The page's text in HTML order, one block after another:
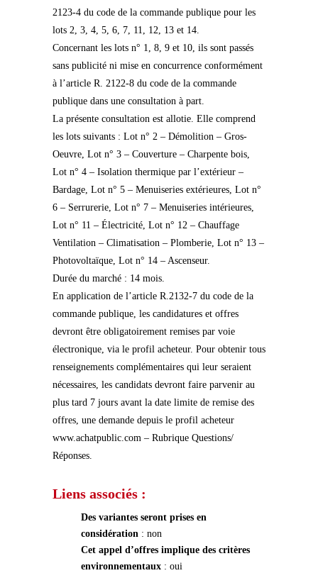
2123-4 du code de la commande publique pour les
lots 2, 3, 4, 5, 6, 7, 11, 12, 13 et 14.
Concernant les lots n° 1, 8, 9 et 10, ils sont passés
sans publicité ni mise en concurrence conformément
à l’article R. 2122-8 du code de la commande
publique dans une consultation à part.
La présente consultation est allotie. Elle comprend
les lots suivants : Lot n° 2 – Démolition – Gros-
Oeuvre, Lot n° 3 – Couverture – Charpente bois,
Lot n° 4 – Isolation thermique par l’extérieur –
Bardage, Lot n° 5 – Menuiseries extérieures, Lot n°
6 – Serrurerie, Lot n° 7 – Menuiseries intérieures,
Lot n° 11 – Électricité, Lot n° 12 – Chauffage
Ventilation – Climatisation – Plomberie, Lot n° 13 –
Photovoltaïque, Lot n° 14 – Ascenseur.
Durée du marché : 14 mois.
En application de l’article R.2132-7 du code de la
commande publique, les candidatures et offres
devront être obligatoirement remises par voie
électronique, via le profil acheteur. Pour obtenir tous
renseignements complémentaires qui leur seraient
nécessaires, les candidats devront faire parvenir au
plus tard 7 jours avant la date limite de remise des
offres, une demande depuis le profil acheteur
www.achatpublic.com – Rubrique Questions/
Réponses.
Liens associés :
Des variantes seront prises en
considération : non
Cet appel d’offres implique des critères
environnementaux : oui